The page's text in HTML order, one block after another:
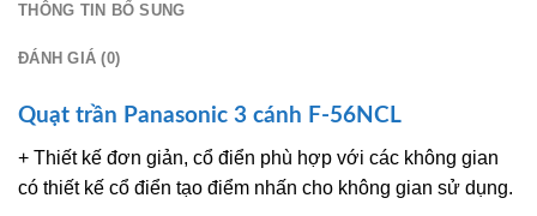
THÔNG TIN BỔ SUNG
ĐÁNH GIÁ (0)
Quạt trần Panasonic 3 cánh F-56NCL
+ Thiết kế đơn giản, cổ điển phù hợp với các không gian
có thiết kế cổ điển tạo điểm nhấn cho không gian sử dụng.